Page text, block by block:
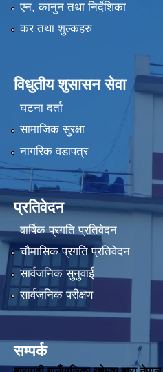
एन, कानुन तथा निर्देशिका
कर तथा शुल्कहरु
विधुतीय शुसासन सेवा
घटना दर्ता
सामाजिक सुरक्षा
नागरिक वडापत्र
प्रतिवेदन
वार्षिक प्रगति प्रतिवेदन
चौमासिक प्रगति प्रतिवेदन
सार्वजनिक सुनुवाई
सार्वजनिक परीक्षण
सम्पर्क